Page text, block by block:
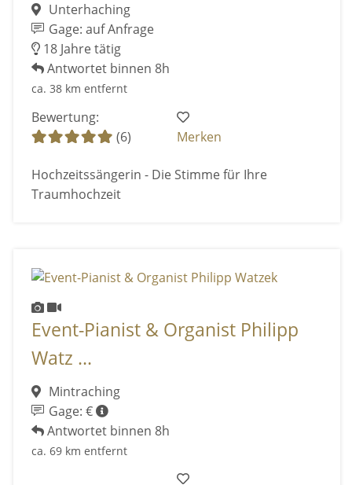
Unterhaching
Gage: auf Anfrage
18 Jahre tätig
Antwortet binnen 8h
ca. 38 km entfernt
Bewertung:
(6)
Merken
Hochzeitssängerin - Die Stimme für Ihre
Traumhochzeit
Event-Pianist & Organist Philipp
Watz ...
Mintraching
Gage: €
Antwortet binnen 8h
ca. 69 km entfernt